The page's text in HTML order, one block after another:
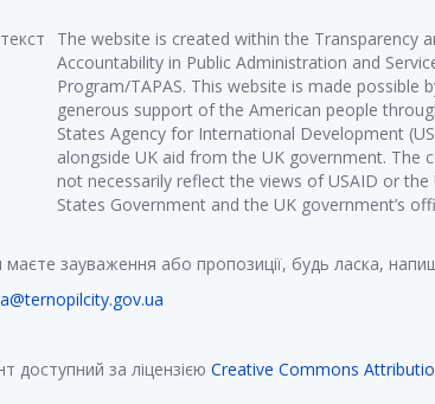
The website is created within the Transparency
Accountability in Public Administration and
Program/TAPAS. This website is made possible
generous support of the American people
States Agency for International Development
alongside UK aid from the UK government. The
not necessarily reflect the views of USAID or the
States Government and the UK government’s
зауваження або пропозиції, будь ласка,
доступний за ліцензією Creative Commons